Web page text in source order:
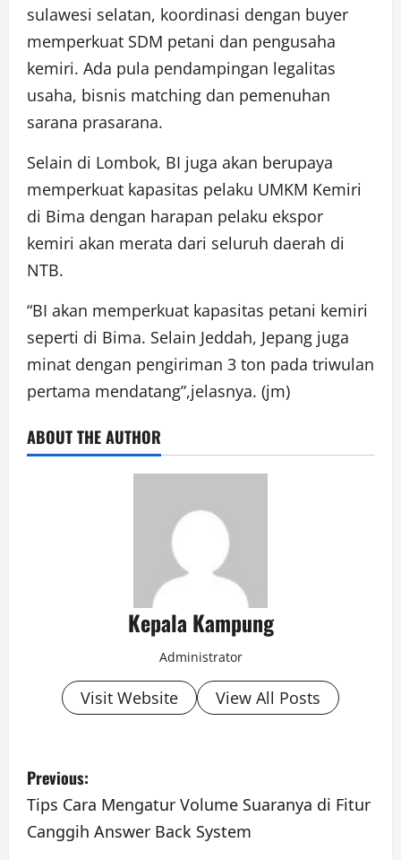
sulawesi selatan, koordinasi dengan buyer
memperkuat SDM petani dan pengusaha
kemiri. Ada pula pendampingan legalitas
usaha, bisnis matching dan pemenuhan
sarana prasarana.
Selain di Lombok, BI juga akan berupaya
memperkuat kapasitas pelaku UMKM Kemiri
di Bima dengan harapan pelaku ekspor
kemiri akan merata dari seluruh daerah di
NTB.
“BI akan memperkuat kapasitas petani kemiri
seperti di Bima. Selain Jeddah, Jepang juga
minat dengan pengiriman 3 ton pada triwulan
pertama mendatang”,jelasnya. (jm)
ABOUT THE AUTHOR
Kepala Kampung
Administrator
Visit Website View All Posts
P
o
s
Previous:
Tips Cara Mengatur Volume Suaranya di Fitur
Canggih Answer Back System